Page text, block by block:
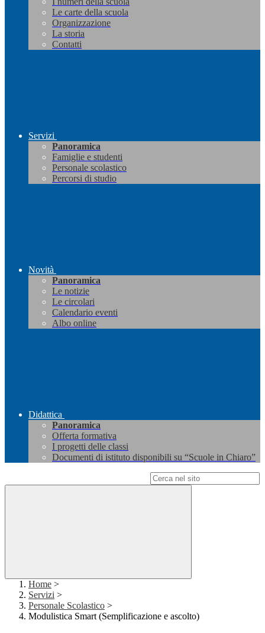
Le carte della scuola
Organizzazione
La storia
Contatti
Servizi
Panoramica
Famiglie e studenti
Personale scolastico
Percorsi di studio
Novità
Panoramica
Le notizie
Le circolari
Calendario eventi
Albo online
Didattica
Panoramica
Offerta formativa
I progetti delle classi
Documenti di istituto disponibili su “Scuole in Chiaro”
Home >
Servizi >
Personale Scolastico >
Modulistica Smart (Semplificazione e ascolto)